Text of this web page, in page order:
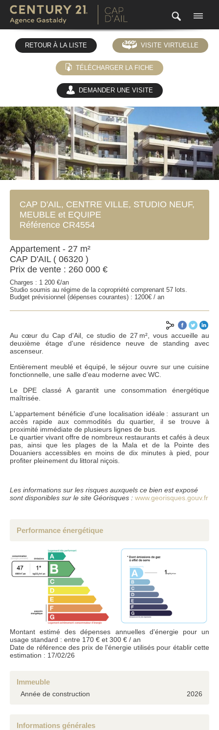
RETOUR À LA LISTE VISITE VIRTUELLE
TÉLÉCHARGER LA FICHE
DEMANDER UNE VISITE
(0)
ENVOYER
*Champs obligatoires
**Au moins un des champs à renseigner
Conformément à la loi informatique et liberté du 6 janvier 1978, les renseignements
fournis sont strictement confidentiels et ne peuvent être communiqués à des tiers
sans votre autorisation. l'article 27 vous donne la possibilité d'y avoir accès et de les
faire rectifier si nécessaire. si vous ne souhaitez pas que nous conservions ceux-ci,
CAP D'AIL, CENTRE VILLE, STUDIO NEUF,
MEUBLE et EQUIPE
Référence CR4554
Appartement - 27 m²
CAP D'AIL ( 06320 )
Prix de vente : 260 000 €
Charges : 1 200 €/an
Studio soumis au régime de la copropriété comprenant 57 lots.
Budget prévisionnel (dépenses courantes) : 1200€ / an
Au cœur du Cap d'Ail, ce studio de 27 m², vous accueille au
deuxième étage d'une résidence neuve de standing avec
ascenseur.
Entièrement meublé et équipé, le séjour ouvre sur une cuisine
fonctionnelle, une salle d'eau moderne avec WC.
Le DPE classé A garantit une consommation énergétique
maîtrisée.
L'appartement bénéficie d'une localisation idéale : assurant un
accès rapide aux commodités du quartier, il se trouve à
proximité immédiate de plusieurs lignes de bus.
Le quartier vivant offre de nombreux restaurants et cafés à deux
pas, ainsi que les plages de la Mala et de la Pointe des
Douaniers accessibles en moins de dix minutes à pied, pour
profiter pleinement du littoral niçois.
Les informations sur les risques auxquels ce bien est exposé
sont disponibles sur le site Géorisques : www.georisques.gouv.fr
Performance énergétique
Montant estimé des dépenses annuelles d'énergie pour un
usage standard : entre 170 € et 300 € / an
Date de référence des prix de l'énergie utilisés pour établir cette
estimation : 17/02/26
Immeuble
Année de construction 2026
Informations générales